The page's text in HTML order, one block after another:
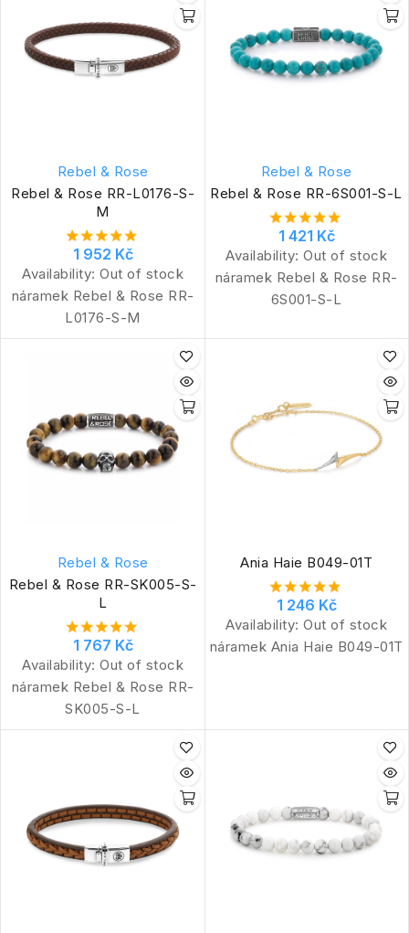
Rebel & Rose
Rebel & Rose RR-L0176-S-
M
1 952 Kč
Availability: Out of stock
náramek Rebel & Rose RR-
L0176-S-M
Rebel & Rose
Rebel & Rose RR-6S001-S-L
1 421 Kč
Availability: Out of stock
náramek Rebel & Rose RR-
6S001-S-L
Rebel & Rose
Rebel & Rose RR-SK005-S-
L
1 767 Kč
Availability: Out of stock
náramek Rebel & Rose RR-
SK005-S-L
Ania Haie B049-01T
1 246 Kč
Availability: Out of stock
náramek Ania Haie B049-01T